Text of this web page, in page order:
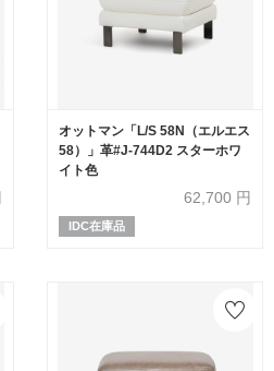
オットマン「L/S 58N（エルエス
58）」革#J-744D2 スターホワ
イト色
62,700 円
IDC在庫品